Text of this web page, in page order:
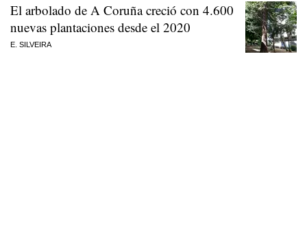
El arbolado de A Coruña creció con 4.600
nuevas plantaciones desde el 2020
E. SILVEIRA